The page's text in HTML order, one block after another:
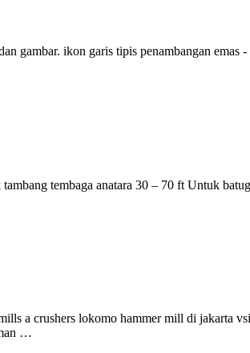
gambar. ikon garis tipis penambangan emas
tembaga anatara 30 – 70 ft Untuk
a crushers lokomo hammer mill di jakarta
…